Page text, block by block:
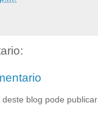
blog pode publicar